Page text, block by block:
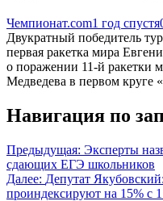
Чемпионат.com1 год спустя
Двукратный победитель
первая ракетка мира
о поражении 11-й ракетки
Медведева в первом круге
Навигация по
Предыдущая: Эксперты
сдающих ЕГЭ школьников
Далее: Депутат
проиндексируют на 15% с